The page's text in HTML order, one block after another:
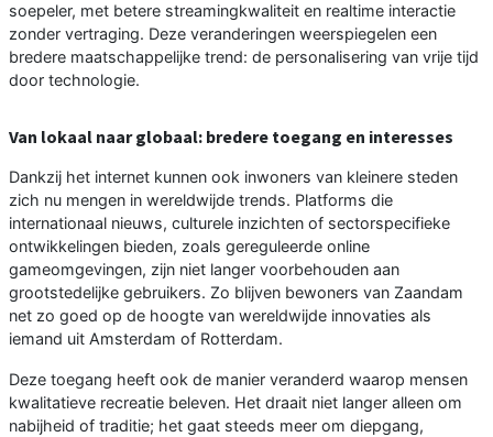
soepeler, met betere streamingkwaliteit en realtime interactie
zonder vertraging. Deze veranderingen weerspiegelen een
bredere maatschappelijke trend: de personalisering van vrije tijd
door technologie.
Van lokaal naar globaal: bredere toegang en interesses
Dankzij het internet kunnen ook inwoners van kleinere steden
zich nu mengen in wereldwijde trends. Platforms die
internationaal nieuws, culturele inzichten of sectorspecifieke
ontwikkelingen bieden, zoals gereguleerde online
gameomgevingen, zijn niet langer voorbehouden aan
grootstedelijke gebruikers. Zo blijven bewoners van Zaandam
net zo goed op de hoogte van wereldwijde innovaties als
iemand uit Amsterdam of Rotterdam.
Deze toegang heeft ook de manier veranderd waarop mensen
kwalitatieve recreatie beleven. Het draait niet langer alleen om
nabijheid of traditie; het gaat steeds meer om diepgang,